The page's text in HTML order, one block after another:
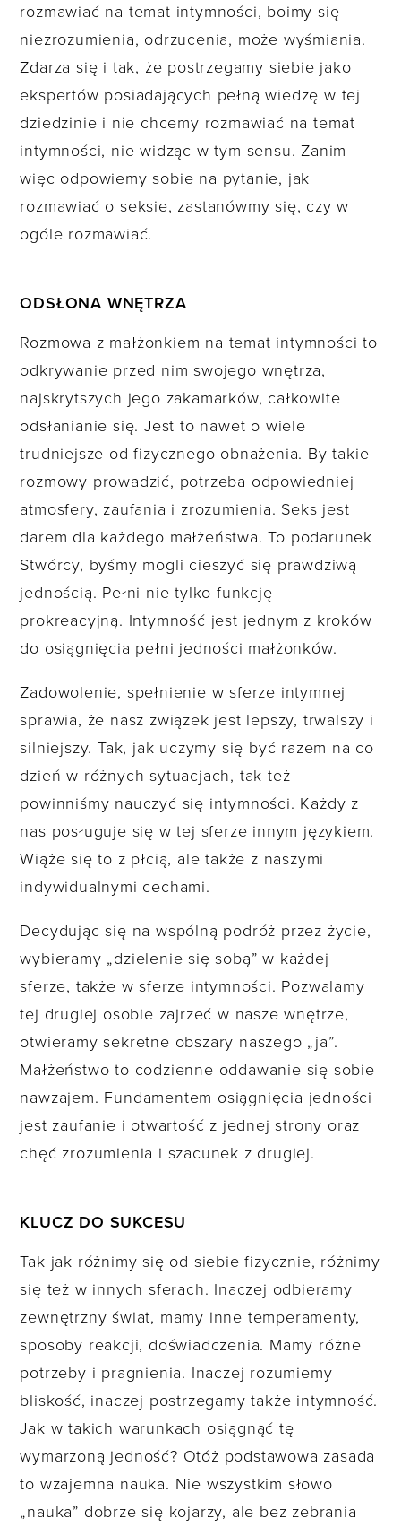
rozmawiać na temat intymności, boimy się
niezrozumienia, odrzucenia, może wyśmiania.
Zdarza się i tak, że postrzegamy siebie jako
ekspertów posiadających pełną wiedzę w tej
dziedzinie i nie chcemy rozmawiać na temat
intymności, nie widząc w tym sensu. Zanim
więc odpowiemy sobie na pytanie, jak
rozmawiać o seksie, zastanówmy się, czy w
ogóle rozmawiać.
ODSŁONA WNĘTRZA
Rozmowa z małżonkiem na temat intymności to
odkrywanie przed nim swojego wnętrza,
najskrytszych jego zakamarków, całkowite
odsłanianie się. Jest to nawet o wiele
trudniejsze od fizycznego obnażenia. By takie
rozmowy prowadzić, potrzeba odpowiedniej
atmosfery, zaufania i zrozumienia. Seks jest
darem dla każdego małżeństwa. To podarunek
Stwórcy, byśmy mogli cieszyć się prawdziwą
jednością. Pełni nie tylko funkcję
prokreacyjną. Intymność jest jednym z kroków
do osiągnięcia pełni jedności małżonków.
Zadowolenie, spełnienie w sferze intymnej
sprawia, że nasz związek jest lepszy, trwalszy i
silniejszy. Tak, jak uczymy się być razem na co
dzień w różnych sytuacjach, tak też
powinniśmy nauczyć się intymności. Każdy z
nas posługuje się w tej sferze innym językiem.
Wiąże się to z płcią, ale także z naszymi
indywidualnymi cechami.
Decydując się na wspólną podróż przez życie,
wybieramy „dzielenie się sobą” w każdej
sferze, także w sferze intymności. Pozwalamy
tej drugiej osobie zajrzeć w nasze wnętrze,
otwieramy sekretne obszary naszego „ja”.
Małżeństwo to codzienne oddawanie się sobie
nawzajem. Fundamentem osiągnięcia jedności
jest zaufanie i otwartość z jednej strony oraz
chęć zrozumienia i szacunek z drugiej.
KLUCZ DO SUKCESU
Tak jak różnimy się od siebie fizycznie, różnimy
się też w innych sferach. Inaczej odbieramy
zewnętrzny świat, mamy inne temperamenty,
sposoby reakcji, doświadczenia. Mamy różne
potrzeby i pragnienia. Inaczej rozumiemy
bliskość, inaczej postrzegamy także intymność.
Jak w takich warunkach osiągnąć tę
wymarzoną jedność? Otóż podstawowa zasada
to wzajemna nauka. Nie wszystkim słowo
„nauka” dobrze się kojarzy, ale bez zebrania